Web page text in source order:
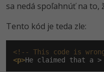
sa nedá spoľahnúť na to,
Tento kód je teda zle:
<!-- This code is
<p>He claimed that a